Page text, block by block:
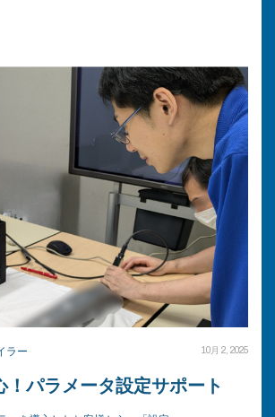
ラー 10月 2, 2025
！パラメータ設定サポート